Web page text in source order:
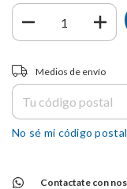
Entregas para el CP:
Medios de envío
No sé mi código postal
Contactate con